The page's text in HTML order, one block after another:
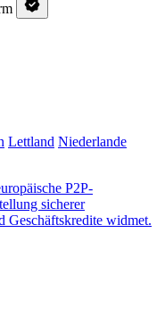
Lettland Niederlande
P2P-
sicherer
Geschäftskredite widmet.